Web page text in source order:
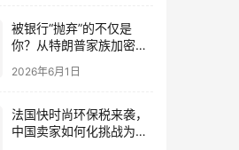
被银行“抛弃”的不仅是
你？从特朗普家族加密项
年趋势：为何每个人都需
银行账户？
2026年6月1日
法国快时尚环保税来袭，
中国卖家如何化挑战为机